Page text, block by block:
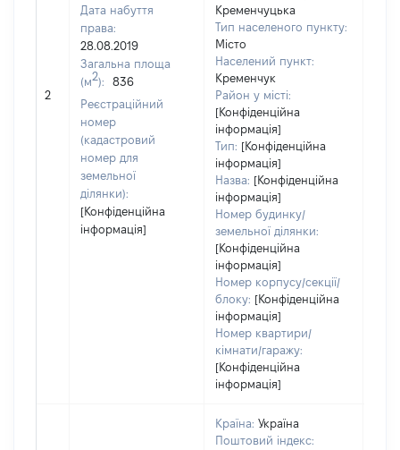
2
Дата набуття
права:
28.08.2019
Загальна площа
(м2):
836
Реєстраційний
номер
(кадастровий
номер для
земельної
ділянки):
[Конфіденційна
інформація]
Кременчуцька
Тип населеного пункту:
Місто
Населений пункт:
Кременчук
Район у місті:
[Конфіденційна
інформація]
Тип: [Конфіденційна
інформація]
Назва: [Конфіденційна
інформація]
Номер будинку/
земельної ділянки:
[Конфіденційна
інформація]
Номер корпусу/секції/
блоку: [Конфіденційна
інформація]
Номер квартири/
кімнати/гаражу:
[Конфіденційна
інформація]
Країна: Україна
Поштовий індекс: